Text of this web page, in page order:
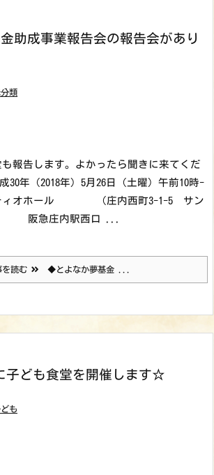
助成事業報告会の報告会があり
類
報告します。よかったら聞きに来てくだ
年（2018年）5月26日（土曜）午前10時-
ィオホール （庄内西町3-1-5 サン
阪急庄内駅西口 ...
を読む ◆とよなか夢基金 ...
子ども食堂を開催します☆
も